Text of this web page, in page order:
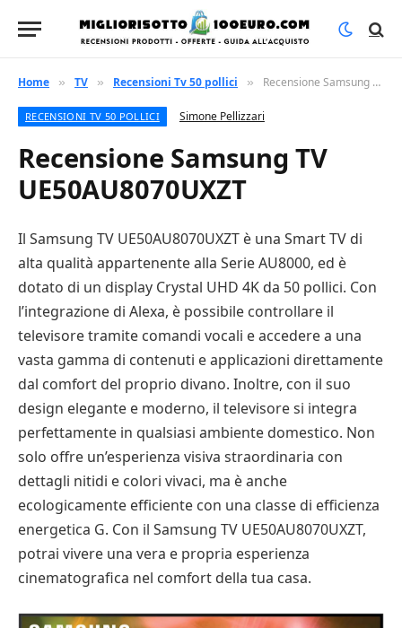
Home » TV » Recensioni Tv 50 pollici » Recensione Samsung TV UE50AU8070UXZT
RECENSIONI TV 50 POLLICI Simone Pellizzari
Recensione Samsung TV
UE50AU8070UXZT
Il Samsung TV UE50AU8070UXZT è una Smart TV di
alta qualità appartenente alla Serie AU8000, ed è
dotato di un display Crystal UHD 4K da 50 pollici. Con
l’integrazione di Alexa, è possibile controllare il
televisore tramite comandi vocali e accedere a una
vasta gamma di contenuti e applicazioni direttamente
dal comfort del proprio divano. Inoltre, con il suo
design elegante e moderno, il televisore si integra
perfettamente in qualsiasi ambiente domestico. Non
solo offre un’esperienza visiva straordinaria con
dettagli nitidi e colori vivaci, ma è anche
ecologicamente efficiente con una classe di efficienza
energetica G. Con il Samsung TV UE50AU8070UXZT,
potrai vivere una vera e propria esperienza
cinematografica nel comfort della tua casa.